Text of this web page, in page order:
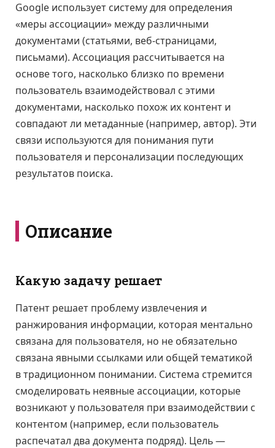
Google использует систему для определения
«меры ассоциации» между различными
документами (статьями, веб-страницами,
письмами). Ассоциация рассчитывается на
основе того, насколько близко по времени
пользователь взаимодействовал с этими
документами, насколько похож их контент и
совпадают ли метаданные (например, автор). Эти
связи используются для понимания пути
пользователя и персонализации последующих
результатов поиска.
Описание
Какую задачу решает
Патент решает проблему извлечения и
ранжирования информации, которая ментально
связана для пользователя, но не обязательно
связана явными ссылками или общей тематикой
в традиционном понимании. Система стремится
смоделировать неявные ассоциации, которые
возникают у пользователя при взаимодействии с
контентом (например, если пользователь
распечатал два документа подряд). Цель —